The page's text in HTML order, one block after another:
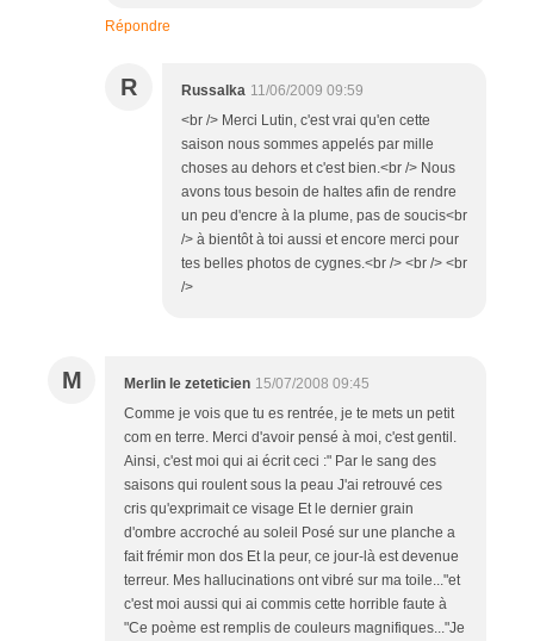
Répondre
R Russalka 11/06/2009 09:59
<br /> Merci Lutin, c'est vrai qu'en cette
saison nous sommes appelés par mille
choses au dehors et c'est bien.<br /> Nous
avons tous besoin de haltes afin de rendre
un peu d'encre à la plume, pas de soucis<br
/> à bientôt à toi aussi et encore merci pour
tes belles photos de cygnes.<br /> <br /> <br
/>
M Merlin le zeteticien 15/07/2008 09:45
Comme je vois que tu es rentrée, je te mets un petit
com en terre. Merci d'avoir pensé à moi, c'est gentil.
Ainsi, c'est moi qui ai écrit ceci :" Par le sang des
saisons qui roulent sous la peau J'ai retrouvé ces
cris qu'exprimait ce visage Et le dernier grain
d'ombre accroché au soleil Posé sur une planche a
fait frémir mon dos Et la peur, ce jour-là est devenue
terreur. Mes hallucinations ont vibré sur ma toile..."et
c'est moi aussi qui ai commis cette horrible faute à
"Ce poème est remplis de couleurs magnifiques..."Je